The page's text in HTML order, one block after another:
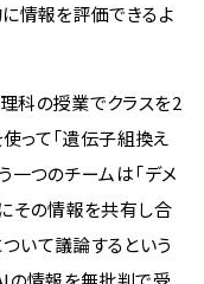
情報を評価できるよ
科の授業でクラスを2
って「遺伝子組換え
一つのチームは「デメ
その情報を共有し合
いて議論するという